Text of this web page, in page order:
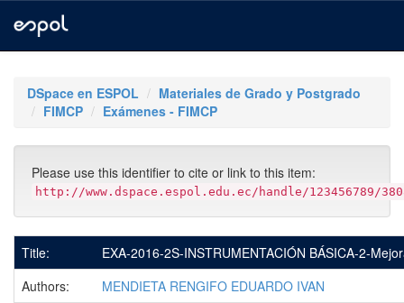
navigationDSpace en ESPOL
Materiales de Grado y Postgrado
FIMCP
Exámenes - FIMCP
Please use this identifier to cite or link to this item:
http://www.dspace.espol.edu.ec/handle/123456789/
Title:
EXA-2016-2S-INSTRUMENTACIÓN BÁSICA-2-
Authors:
MENDIETA RENGIFO EDUARDO IVAN